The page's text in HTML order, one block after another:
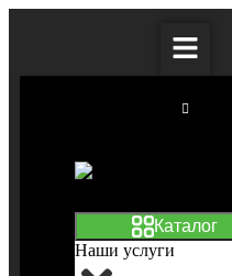
Наши услуги